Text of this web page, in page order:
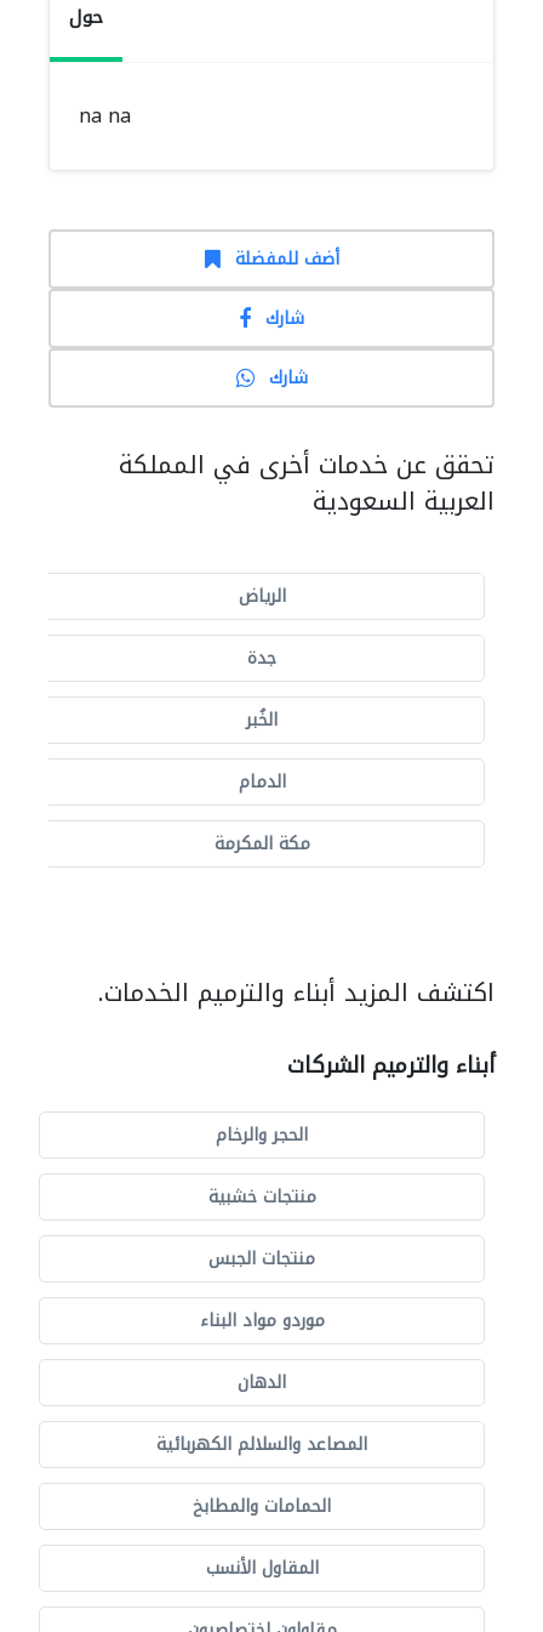
حول
na na
أضف للمفضلة
شارك
شارك
تحقق عن خدمات أخرى في المملكة
العربية السعودية
الرياض
جدة
الخُبر
الدمام
مكة المكرمة
اكتشف المزيد أبناء والترميم الخدمات.
أبناء والترميم الشركات
الحجر والرخام
منتجات خشبية
منتجات الجبس
موردو مواد البناء
الدهان
المصاعد والسلالم الكهربائية
الحمامات والمطابخ
المقاول الأنسب